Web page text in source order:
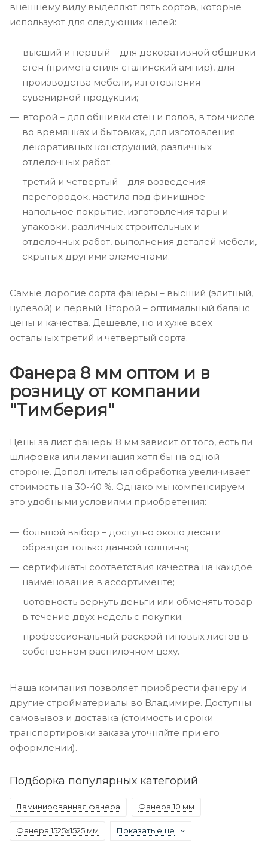
внешнему виду выделяют пять сортов, которые
используют для следующих целей:
высший и первый – для декоративной обшивки
стен (примета стиля сталинский ампир), для
производства мебели, изготовления
сувенирной продукции;
второй – для обшивки стен и полов, в том числе
во времянках и бытовках, для изготовления
декоративных конструкций, различных
отделочных работ.
третий и четвертый – для возведения
перегородок, настила под финишное
напольное покрытие, изготовления тары и
упаковки, различных строительных и
отделочных работ, выполнения деталей мебели,
скрытых другими элементами.
Самые дорогие сорта фанеры – высший (элитный,
нулевой) и первый. Второй – оптимальный баланс
цены и качества. Дешевле, но и хуже всех
остальных третий и четвертый сорта.
Фанера 8 мм оптом и в
розницу от компании
"Тимберия"
Цены за лист фанеры 8 мм зависит от того, есть ли
шлифовка или ламинация хотя бы на одной
стороне. Дополнительная обработка увеличивает
стоимость на 30-40 %. Однако мы компенсируем
это удобными условиями приобретения:
большой выбор – доступно около десяти
образцов только данной толщины;
сертификаты соответствия качества на каждое
наименование в ассортименте;
uотовность вернуть деньги или обменять товар
в течение двух недель с покупки;
профессиональный раскрой типовых листов в
собственном распилочном цеху.
Наша компания позволяет приобрести фанеру и
другие стройматериалы во Владимире. Доступны
самовывоз и доставка (стоимость и сроки
транспортировки заказа уточняйте при его
оформлении).
Подборка популярных категорий
Ламинированная фанера Фанера 10 мм
Фанера 1525х1525 мм Показать еще